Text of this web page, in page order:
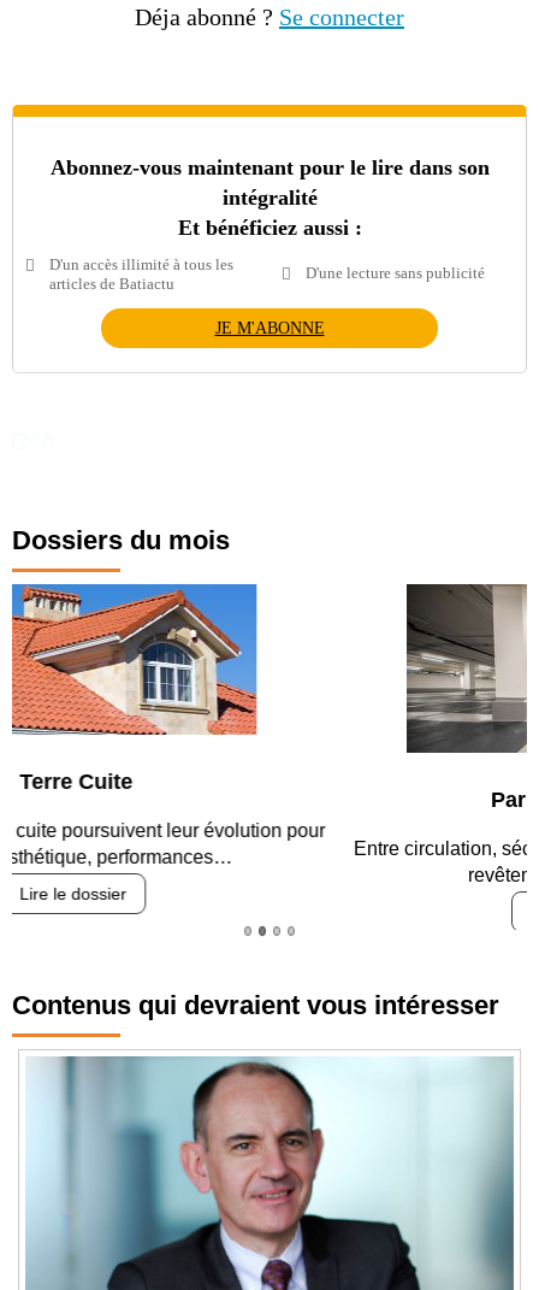
Déja abonné ? Se connecter
Abonnez-vous maintenant pour le lire dans son
intégralité
Et bénéficiez aussi :
D'un accès illimité à tous les
articles de Batiactu
D'une lecture sans publicité
JE M'ABONNE
Dossiers du mois
Entre circulation, sécurisation des accès, durabilité des
Contenus qui devraient vous intéresser